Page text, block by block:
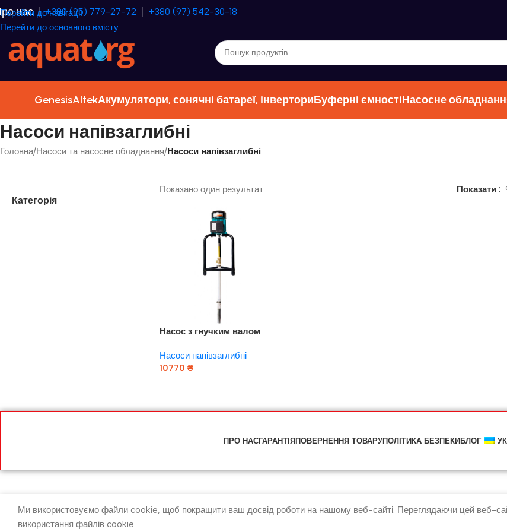
Перейти до навігації
Перейти до основного вмісту
нас +380 (95) 779-27-72 +380 (97) 542-30-18
GenesisAltekАкумулятори, сонячні батареї, інверториБуферні ємностіНасосне
Насоси напівзаглибні
Головна/Насоси та насосне обладнання/Насоси напівзаглибні
Категорія
Показано один результат Показати
Насос з гнучким валом
Qmax 30л/хв LEO
(772604)
Насоси напівзаглибні
10770 ₴
ПРО НАСГАРАНТІЯПОВЕРНЕННЯ ТОВАРУПОЛІТИКА БЕЗПЕКИБЛОГ
Ми використовуємо файли cookie, щоб покращити ваш досвід роботи на нашому веб-сайті. Переглядаючи цей веб-
використання файлів cookie.